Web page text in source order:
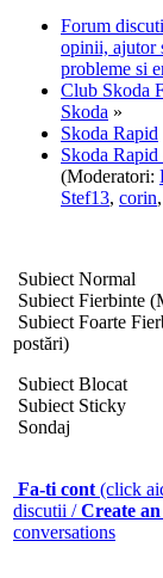
Forum
opinii, ajutor
probleme si
Club Skoda
Skoda »
Skoda Rapid
Skoda
(Moderatori:
Stef13, corin,
Subiect Normal
Subiect Fierbinte
Subiect Foarte
postări)
Subiect Blocat
Subiect Sticky
Sondaj
Fa-ti cont (click
discutii /Create
conversations